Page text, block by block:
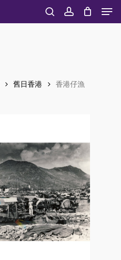
searchaccount
舊日香港
香港仔漁